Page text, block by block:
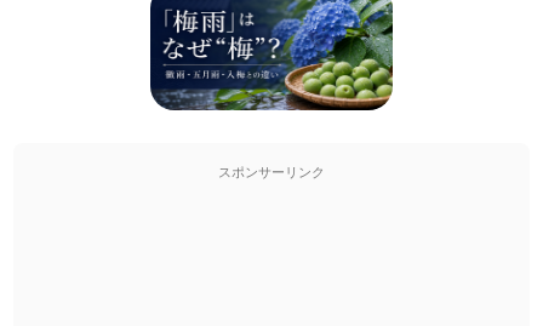
スポンサーリンク